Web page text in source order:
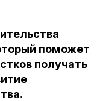
поможет
получать